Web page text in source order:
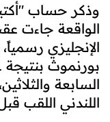
وذكر حساب
الواقعة جاءت
الإنجليزي
السابعة
اللندني اللقب